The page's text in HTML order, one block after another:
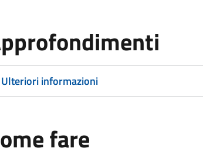
Ulteriori informazioni
fare